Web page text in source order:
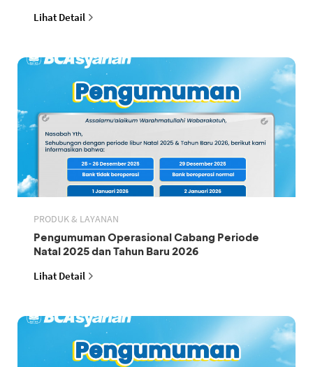
Lihat Detail
PRODUK & LAYANAN
Pengumuman Operasional Cabang Periode
Natal 2025 dan Tahun Baru 2026
Lihat Detail